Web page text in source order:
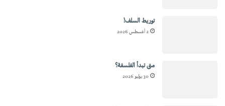
توريط السلف!
2 أغسطس 2026
متى تبدأ الفلسفة؟
30 يوليو 2026